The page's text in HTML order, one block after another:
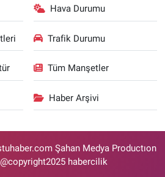
Hava Durumu
Trafik Durumu
Tüm Manşetler
Haber Arşivi
Şahan Medya Productıon
@copyright2025 habercilik